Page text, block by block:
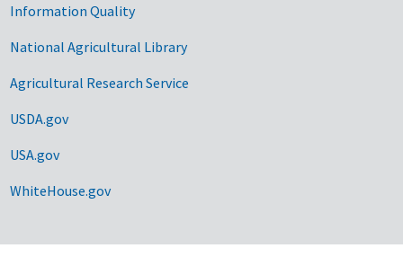
Information Quality
National Agricultural Library
Agricultural Research Service
USDA.gov
USA.gov
WhiteHouse.gov